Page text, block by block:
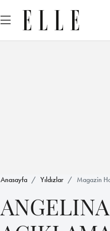
Anasayfa Yıldızlar Magazin